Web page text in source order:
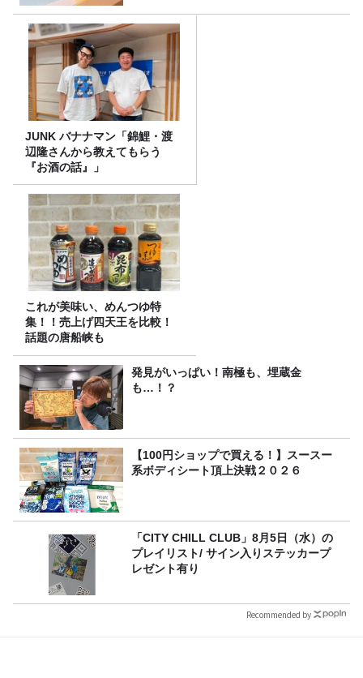
JUNK バナナマン「錦鯉・渡
辺隆さんから教えてもらう
『お酒の話』」
これが美味い、めんつゆ特
集！！売上げ四天王を比較！
話題の唐船峡も
発見がいっぱい！南極も、埋蔵金
も…！？
【100円ショップで買える！】スースー
系ボディシート頂上決戦２０２６
「CITY CHILL CLUB」8月5日（水）の
プレイリスト/ サイン入りステッカープ
レゼント有り
Recommended by